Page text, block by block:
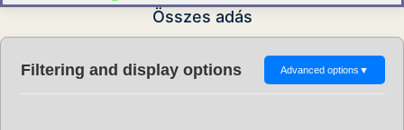
Összes adás
Filtering and display options Advanced options ▼